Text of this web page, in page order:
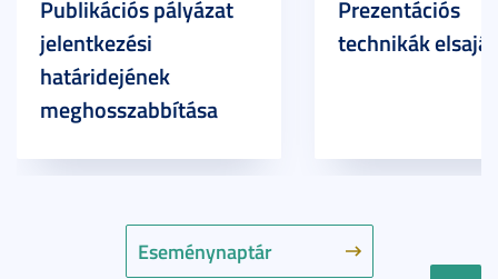
Eseménynaptár
Publikációs pályázat
jelentkezési
határidejének
meghosszabbítása
Prezentációs
technikák